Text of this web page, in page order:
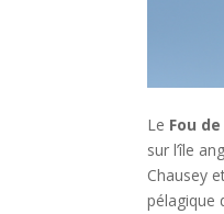
Le Fou
sur l’île
Chausey
pélagique